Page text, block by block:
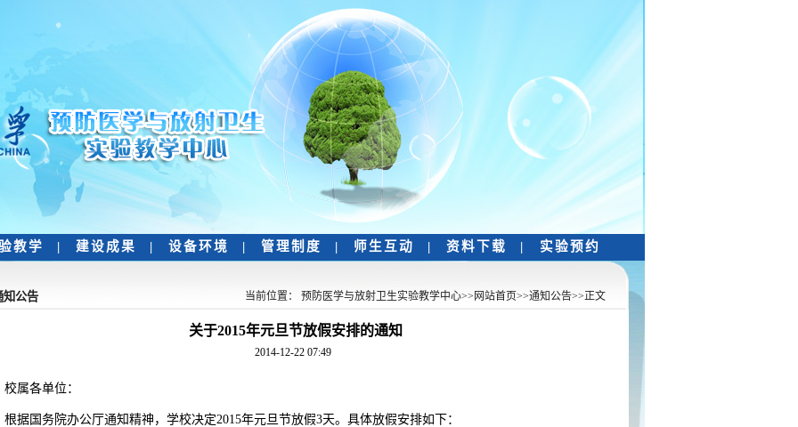
教学 | 建设成果 | 设备环境 | 管理制度 | 师生互动 | 资料下载 | 实验预约
知公告 当前位置： 预防医学与放射卫生实验教学中心>> 网站首页>>通知公告>>正文
关于2015年元旦节放假安排的通知
2014-12-22 07:49
校属各单位：
根据国务院办公厅通知精神，学校决定2015年元旦节放假3天。具体放假安排如下：